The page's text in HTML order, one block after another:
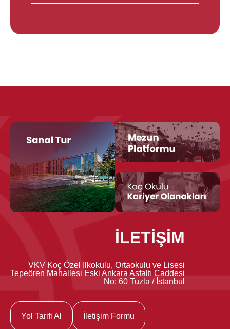
İLETİŞİM
VKV Koç Özel İlkokulu, Ortaokulu ve Lisesi
Tepeören Mahallesi Eski Ankara Asfaltı Caddesi
No: 60 Tuzla / İstanbul
Yol Tarifi Al İletişim Formu